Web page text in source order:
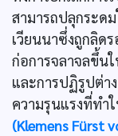
สามารถปลุกระด
เวียนนาซึ่งถูกลิด
ก่อการจลาจลขึ้น
และการปฏิรูปต่า
ความรุนแรงที่ทำ
(Klemens Fürst